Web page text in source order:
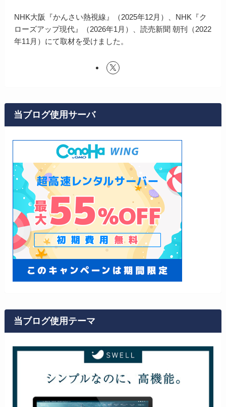
NHK大阪『かんさい熱視線』（2025年12月）、NHK『ク
ローズアップ現代』（2026年1月）、読売新聞 朝刊（2022
年11月）にて取材を受けました。
当ブログ使用サーバ
当ブログ使用テーマ